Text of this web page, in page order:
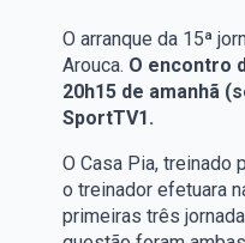
O arranque da 15ª
Arouca. O encontro
20h15 de amanhã
SportTV1.
O Casa Pia, treinado
o treinador efetuara
primeiras três